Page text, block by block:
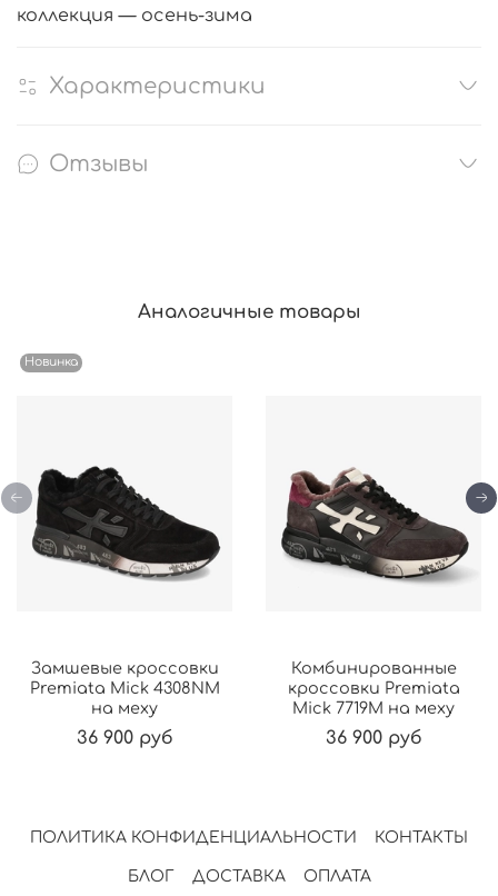
коллекция — осень-зима
Характеристики
Отзывы
Аналогичные товары
Новинка
Замшевые кроссовки
Premiata Mick 4308NМ
на меху
36 900 руб
Комбинированные
кроссовки Premiata
Mick 7719М на меху
36 900 руб
ПОЛИТИКА КОНФИДЕНЦИАЛЬНОСТИ КОНТАКТЫ
БЛОГ ДОСТАВКА ОПЛАТА